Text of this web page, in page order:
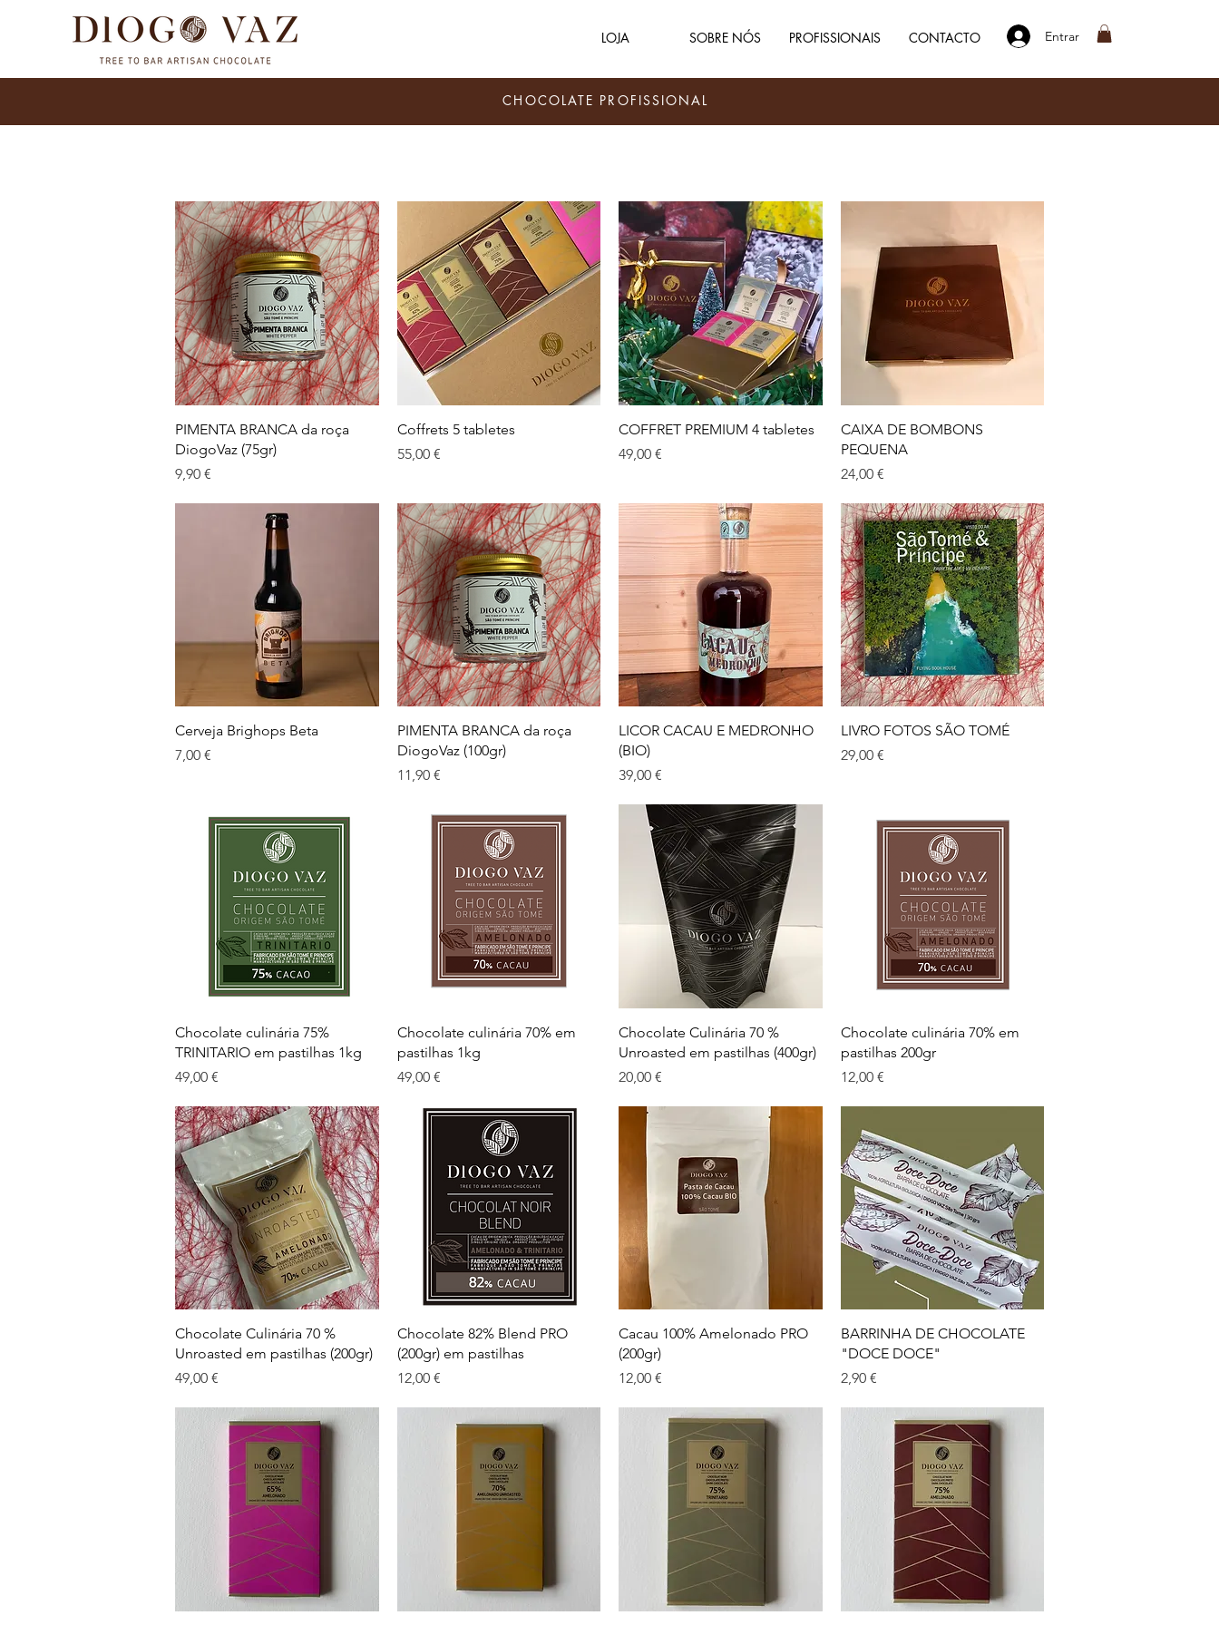
LOJA SOBRE NÓS PROFISSIONAIS CONTACTO Entrar
CHOCOLATE PROFISSIONAL
Visualização rápida
PIMENTA BRANCA da roça
DiogoVaz (75gr)
Preço
9,90 €
Visualização rápida
Coffrets 5 tabletes
Preço
55,00 €
Visualização rápida
COFFRET PREMIUM 4 tabletes
Preço
49,00 €
Visualização rápida
CAIXA DE BOMBONS
PEQUENA
Preço
24,00 €
Visualização rápida
Cerveja Brighops Beta
Preço
7,00 €
Visualização rápida
PIMENTA BRANCA da roça
DiogoVaz (100gr)
Preço
11,90 €
Visualização rápida
LICOR CACAU E MEDRONHO
(BIO)
Preço
39,00 €
Visualização rápida
LIVRO FOTOS SÃO TOMÉ
Preço
29,00 €
Visualização rápida
Chocolate culinária 75%
TRINITARIO em pastilhas 1kg
Preço
49,00 €
Visualização rápida
Chocolate culinária 70% em
pastilhas 1kg
Preço
49,00 €
Visualização rápida
Chocolate Culinária 70 %
Unroasted em pastilhas (400gr)
Preço
20,00 €
Visualização rápida
Chocolate culinária 70% em
pastilhas 200gr
Preço
12,00 €
Visualização rápida
Chocolate Culinária 70 %
Unroasted em pastilhas (200gr)
Preço
49,00 €
Visualização rápida
Chocolate 82% Blend PRO
(200gr) em pastilhas
Preço
12,00 €
Visualização rápida
Cacau 100% Amelonado PRO
(200gr)
Preço
12,00 €
Visualização rápida
BARRINHA DE CHOCOLATE
"DOCE DOCE"
Preço
2,90 €